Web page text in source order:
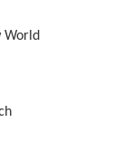
World